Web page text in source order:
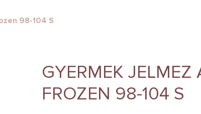
98-104 S
GYERMEK JELMEZ
FROZEN 98-104 S